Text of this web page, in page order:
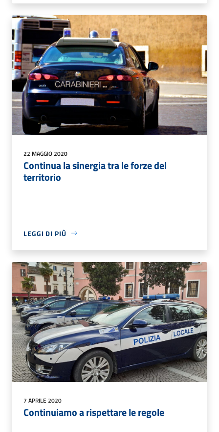
22 MAGGIO 2020
Continua la sinergia tra le forze del
territorio
LEGGI DI PIÙ
7 APRILE 2020
Continuiamo a rispettare le regole